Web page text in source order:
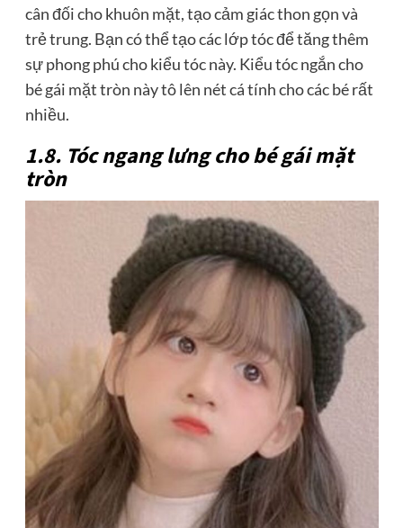
cân đối cho khuôn mặt, tạo cảm giác thon gọn và
trẻ trung. Bạn có thể tạo các lớp tóc để tăng thêm
sự phong phú cho kiểu tóc này. Kiểu tóc ngắn cho
bé gái mặt tròn này tô lên nét cá tính cho các bé rất
nhiều.
1.8. Tóc ngang lưng cho bé gái mặt
tròn